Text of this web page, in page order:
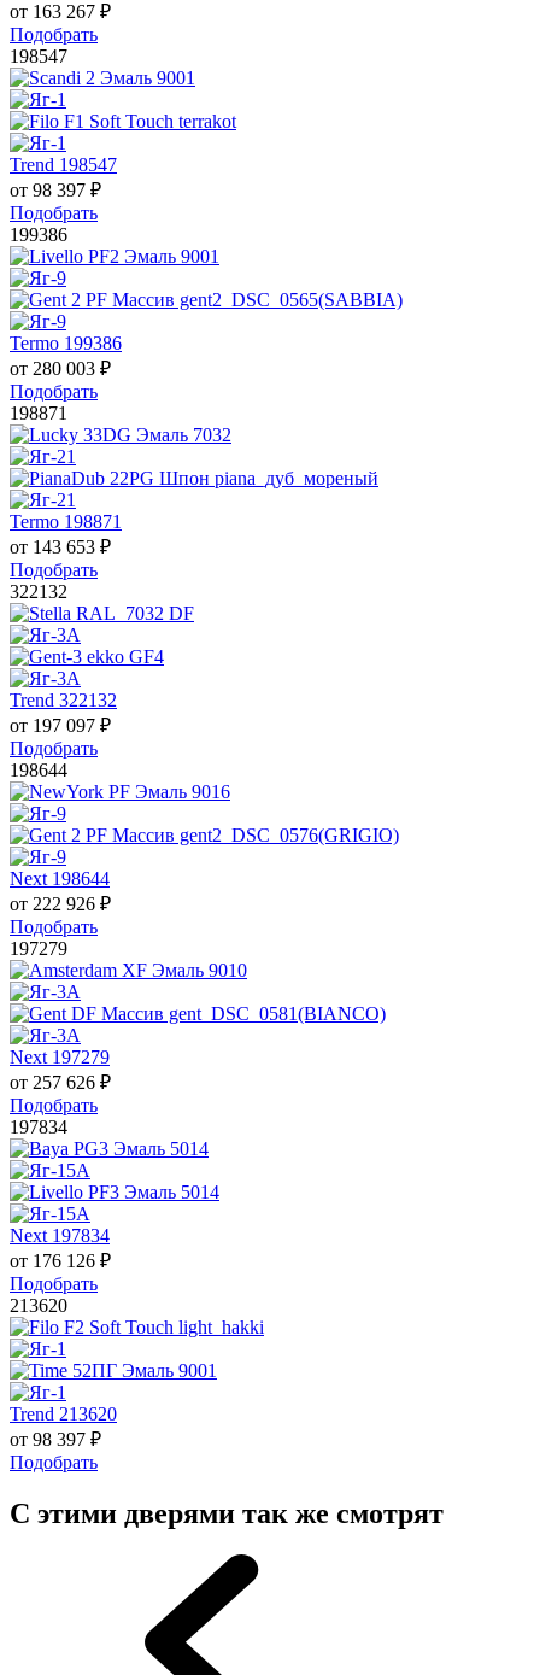
от 163 267 ₽
Подобрать
198547
Trend 198547
от 98 397 ₽
Подобрать
199386
Termo 199386
от 280 003 ₽
Подобрать
198871
Termo 198871
от 143 653 ₽
Подобрать
322132
Trend 322132
от 197 097 ₽
Подобрать
198644
Next 198644
от 222 926 ₽
Подобрать
197279
Next 197279
от 257 626 ₽
Подобрать
197834
Next 197834
от 176 126 ₽
Подобрать
213620
Trend 213620
от 98 397 ₽
Подобрать
С этими дверями так же смотрят